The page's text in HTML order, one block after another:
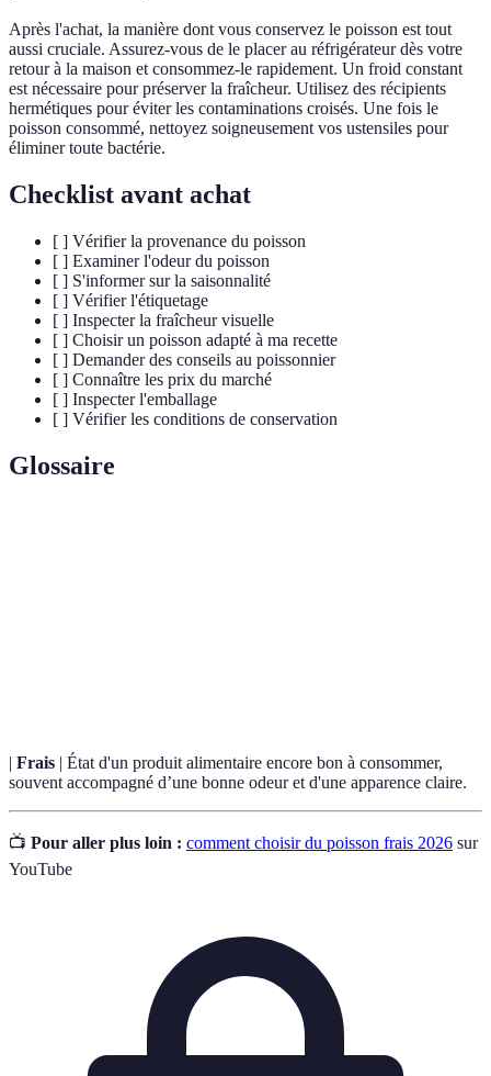
Après l'achat, la manière dont vous conservez le poisson est tout
aussi cruciale. Assurez-vous de le placer au réfrigérateur dès votre
retour à la maison et consommez-le rapidement. Un froid constant
est nécessaire pour préserver la fraîcheur. Utilisez des récipients
hermétiques pour éviter les contaminations croisés. Une fois le
poisson consommé, nettoyez soigneusement vos ustensiles pour
éliminer toute bactérie.
Checklist avant achat
[ ] Vérifier la provenance du poisson
[ ] Examiner l'odeur du poisson
[ ] S'informer sur la saisonnalité
[ ] Vérifier l'étiquetage
[ ] Inspecter la fraîcheur visuelle
[ ] Choisir un poisson adapté à ma recette
[ ] Demander des conseils au poissonnier
[ ] Connaître les prix du marché
[ ] Inspecter l'emballage
[ ] Vérifier les conditions de conservation
Glossaire
| Frais | État d'un produit alimentaire encore bon à consommer,
souvent accompagné d’une bonne odeur et d'une apparence claire.
📺 Pour aller plus loin : comment choisir du poisson frais 2026 sur
YouTube